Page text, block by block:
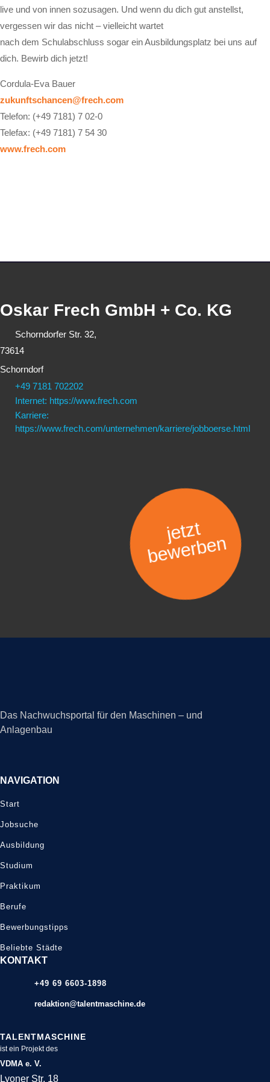
live und von innen sozusagen. Und wenn du dich gut anstellst,
vergessen wir das nicht – vielleicht wartet
nach dem Schulabschluss sogar ein Ausbildungsplatz bei uns auf
dich. Bewirb dich jetzt!
Cordula-Eva Bauer
zukunftschancen@frech.com
Telefon: (+49 7181) 7 02-0
Telefax: (+49 7181) 7 54 30
www.frech.com
Oskar Frech GmbH + Co. KG
Schorndorfer Str. 32,
73614
Schorndorf
+49 7181 702202
Internet: https://www.frech.com
Karriere:
https://www.frech.com/unternehmen/karriere/jobboerse.html
jetzt
bewerben
Das Nachwuchsportal für den Maschinen – und
Anlagenbau
NAVIGATION
Start
Jobsuche
Ausbildung
Studium
Praktikum
Berufe
Bewerbungstipps
Beliebte Städte
KONTAKT
+49 69 6603-1898
redaktion@talentmaschine.de
TALENTMASCHINE
ist ein Projekt des
VDMA e. V.
Lyoner Str. 18